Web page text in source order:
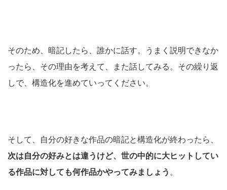
そのため、暗記したら、誰かに話す。うまく説明できなか
ったら、その理由を考えて、また話してみる。その繰り返
しで、構造化を進めていってください。
そして、自分の好きな作品の暗記と構造化が終わったら、
次は自分の好みとは違うけど、世の中的に大ヒットしてい
る作品に対しても何作品かやってみましょう。